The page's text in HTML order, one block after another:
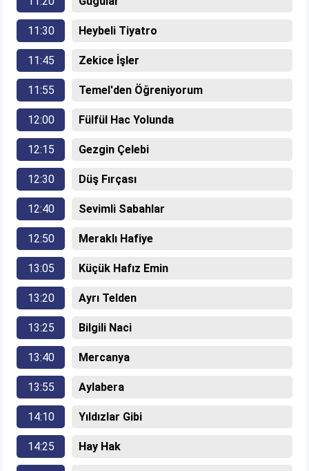
11:30 Heybeli Tiyatro
11:45 Zekice İşler
11:55 Temel'den Öğreniyorum
12:00 Fülfül Hac Yolunda
12:15 Gezgin Çelebi
12:30 Düş Fırçası
12:40 Sevimli Sabahlar
12:50 Meraklı Hafiye
13:05 Küçük Hafız Emin
13:20 Ayrı Telden
13:25 Bilgili Naci
13:40 Mercanya
13:55 Aylabera
14:10 Yıldızlar Gibi
14:25 Hay Hak